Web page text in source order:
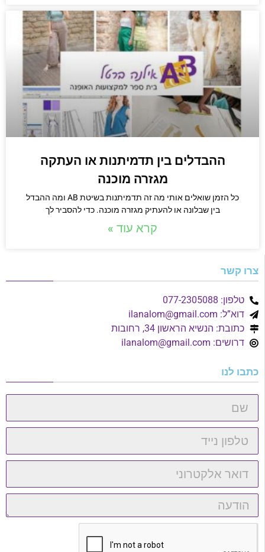
ההבדלים בין תדמיתנות או העתקה
מגזרה מוכנה
כל הזמן שואלים אותי מה זה תדמיתנות בשיטת AB ומה ההבדל
בין שבלונה או להעתיק מגזרה מוכנה. כדי להסביר לך
קרא עוד »
צרו קשר
טלפון: 077-2305088
דוא”ל: ilanalom@gmail.com
כתובת: הנשיא הראשון 34, רחובות
דרושים: ilanalom@gmail.com
כתבו לנו